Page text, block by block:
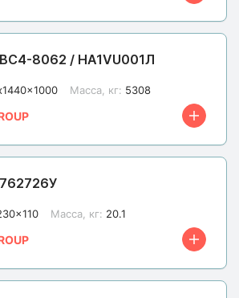
8062 / HA1VU001Л
Масса, кг: 5308
Масса, кг: 20.1